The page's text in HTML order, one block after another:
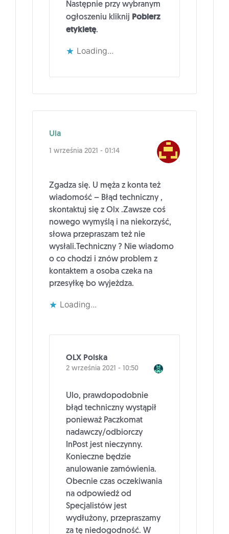
Następnie przy wybranym
ogłoszeniu kliknij Pobierz
etykietę.
Loading...
Ula
1 września 2021 - 01:14
Zgadza się. U męża z konta też
wiadomość – Błąd techniczny ,
skontaktuj się z Olx .Zawsze coś
nowego wymyślą i na niekorzyść,
słowa przepraszam też nie
wysłali.Techniczny ? Nie wiadomo
o co chodzi i znów problem z
kontaktem a osoba czeka na
przesyłkę bo wyjeżdza.
Loading...
OLX Polska
2 września 2021 - 10:50
Ulo, prawdopodobnie
błąd techniczny wystąpił
ponieważ Paczkomat
nadawczy/odbiorczy
InPost jest nieczynny.
Konieczne będzie
anulowanie zamówienia.
Obecnie czas oczekiwania
na odpowiedź od
Specjalistów jest
wydłużony, przepraszamy
za tę niedogodność. W